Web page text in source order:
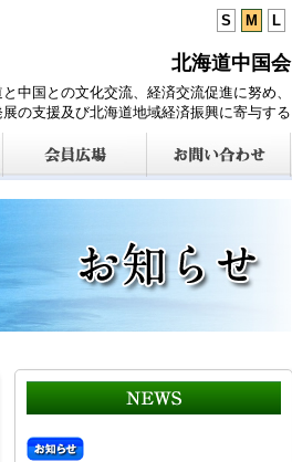
S M L
北海道中国会
中国との文化交流、経済交流促進に努め、
の支援及び北海道地域経済振興に寄与する